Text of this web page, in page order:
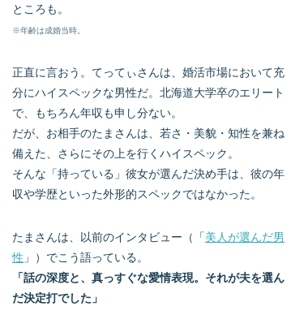
ところも。
※年齢は成婚当時。
正直に言おう。てってぃさんは、婚活市場において充
分にハイスペックな男性だ。北海道大学卒のエリート
で、もちろん年収も申し分ない。
だが、お相手のたまさんは、若さ・美貌・知性を兼ね
備えた、さらにその上を行くハイスペック。
そんな「持っている」彼女が選んだ決め手は、彼の年
収や学歴といった外形的スペックではなかった。
たまさんは、以前のインタビュー（「美人が選んだ男
性 」）でこう語っている。
「話の深度と、真っすぐな愛情表現。それが夫を選ん
だ決定打でした」